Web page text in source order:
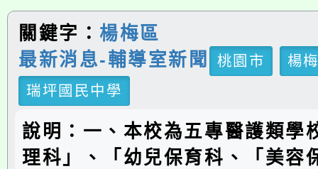
關鍵字： 楊梅區
最新消息-輔導室新聞
桃園市
楊
瑞坪國民中學
說明：一、本校為五專醫護類學
理科」、「幼兒保育科、「美容